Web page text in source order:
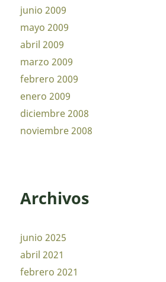
junio 2009
mayo 2009
abril 2009
marzo 2009
febrero 2009
enero 2009
diciembre 2008
noviembre 2008
Archivos
junio 2025
abril 2021
febrero 2021